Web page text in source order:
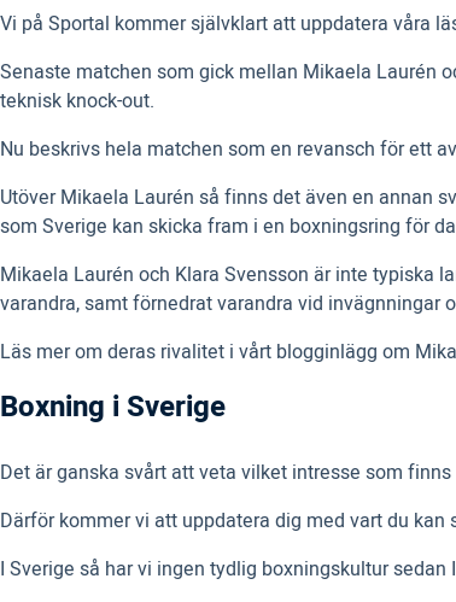
Vi på Sportal kommer självklart att uppdatera våra
Senaste matchen som gick mellan Mikaela Laurén
teknisk knock-out.
Nu beskrivs hela matchen som en revansch för ett
Utöver Mikaela Laurén så finns det även en annan
som Sverige kan skicka fram i en boxningsring för
Mikaela Laurén och Klara Svensson är inte typiska
varandra, samt förnedrat varandra vid invägnningar
Läs mer om deras rivalitet i vårt blogginlägg om
Boxning i Sverige
Det är ganska svårt att veta vilket intresse som
Därför kommer vi att uppdatera dig med vart du
I Sverige så har vi ingen tydlig boxningskultur sedan